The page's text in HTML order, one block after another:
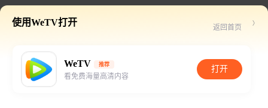
使用WeTV打开 返回首页
WeTV 推荐
看免费海量高清内容
打开